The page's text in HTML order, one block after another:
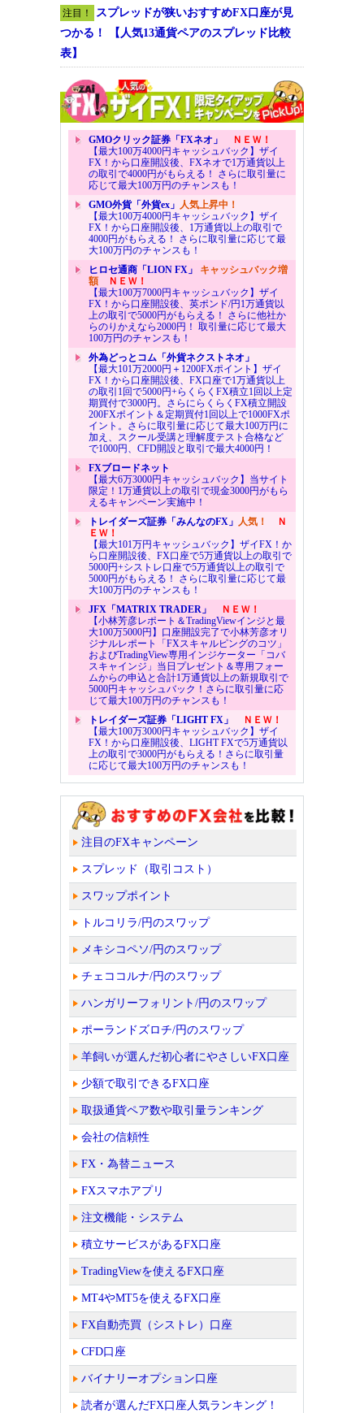
注目！
スプレッドが狭いおすすめFX口座が見
つかる！ 【人気13通貨ペアのスプレッド比較
表】
GMOクリック証券「FXネオ」
ＮＥＷ！
【最大100万4000円キャッシュバック】ザイ
FX！から口座開設後、FXネオで1万通貨以上
の取引で4000円がもらえる！ さらに取引量に
応じて最大100万円のチャンスも！
GMO外貨「外貨ex」 人気上昇中！
【最大100万4000円キャッシュバック】ザイ
FX！から口座開設後、1万通貨以上の取引で
4000円がもらえる！ さらに取引量に応じて最
大100万円のチャンスも！
ヒロセ通商「LION FX」 キャッシュバック増
額ＮＥＷ！
【最大100万7000円キャッシュバック】ザイ
FX！から口座開設後、英ポンド/円1万通貨以
上の取引で5000円がもらえる！ さらに他社か
らのりかえなら2000円！ 取引量に応じて最大
100万円のチャンスも！
外為どっとコム「外貨ネクストネオ」
【最大101万2000円＋1200FXポイント】ザイ
FX！から口座開設後、FX口座で1万通貨以上
の取引1回で5000円+らくらくFX積立1回以上定
期買付で3000円。さらにらくらくFX積立開設
200FXポイント＆定期買付1回以上で1000FXポ
イント。さらに取引量に応じて最大100万円に
加え、スクール受講と理解度テスト合格など
で1000円、CFD開設と取引で最大4000円！
FXブロードネット
【最大6万3000円キャッシュバック】当サイト
限定！1万通貨以上の取引で現金3000円がもら
えるキャンペーン実施中！
トレイダーズ証券「みんなのFX」 人気！
Ｎ
ＥＷ！
【最大101万円キャッシュバック】ザイFX！か
ら口座開設後、FX口座で5万通貨以上の取引で
5000円+シストレ口座で5万通貨以上の取引で
5000円がもらえる！ さらに取引量に応じて最
大100万円のチャンスも！
JFX「MATRIX TRADER」
ＮＥＷ！
【小林芳彦レポート＆TradingViewインジと最
大100万5000円】口座開設完了で小林芳彦オリ
ジナルレポート「FXスキャルピングのコツ」
およびTradingView専用インジケーター「コバ
スキャインジ」当日プレゼント＆専用フォー
ムからの申込と合計1万通貨以上の新規取引で
5000円キャッシュバック！さらに取引量に応
じて最大100万円のチャンスも！
トレイダーズ証券「LIGHT FX」
ＮＥＷ！
【最大100万3000円キャッシュバック】ザイ
FX！から口座開設後、LIGHT FXで5万通貨以
上の取引で3000円がもらえる！さらに取引量
に応じて最大100万円のチャンスも！
注目のFXキャンペーン
スプレッド（取引コスト）
スワップポイント
トルコリラ/円のスワップ
メキシコペソ/円のスワップ
チェココルナ/円のスワップ
ハンガリーフォリント/円のスワップ
ポーランドズロチ/円のスワップ
羊飼いが選んだ初心者にやさしいFX口座
少額で取引できるFX口座
取扱通貨ペア数や取引量ランキング
会社の信頼性
FX・為替ニュース
FXスマホアプリ
注文機能・システム
積立サービスがあるFX口座
TradingViewを使えるFX口座
MT4やMT5を使えるFX口座
FX自動売買（シストレ）口座
CFD口座
バイナリーオプション口座
読者が選んだFX口座人気ランキング！